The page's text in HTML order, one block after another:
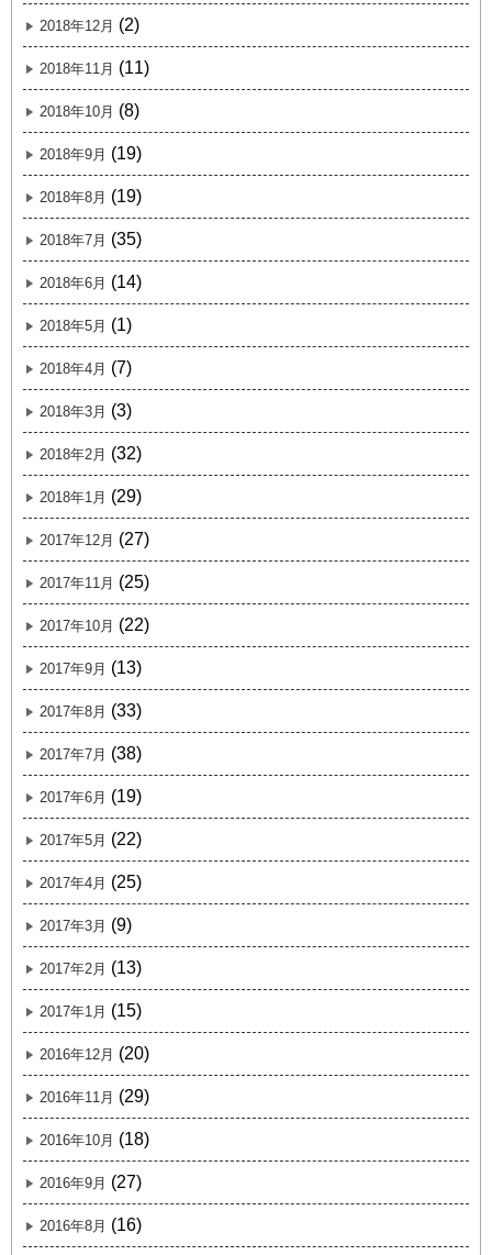
2018年12月 (2)
2018年11月 (11)
2018年10月 (8)
2018年9月 (19)
2018年8月 (19)
2018年7月 (35)
2018年6月 (14)
2018年5月 (1)
2018年4月 (7)
2018年3月 (3)
2018年2月 (32)
2018年1月 (29)
2017年12月 (27)
2017年11月 (25)
2017年10月 (22)
2017年9月 (13)
2017年8月 (33)
2017年7月 (38)
2017年6月 (19)
2017年5月 (22)
2017年4月 (25)
2017年3月 (9)
2017年2月 (13)
2017年1月 (15)
2016年12月 (20)
2016年11月 (29)
2016年10月 (18)
2016年9月 (27)
2016年8月 (16)